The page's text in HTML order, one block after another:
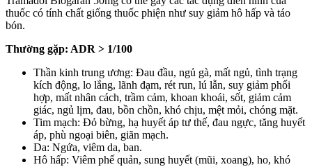
thuốc có tính chất giống thuốc phiện như suy giảm hô hấp và táo
bón.
Thường gặp: ADR > 1/100
Thần kinh trung ương: Đau đầu, ngủ gà, mất ngủ, tình trạng
kích động, lo lắng, lãnh đạm, rét run, lú lẫn, suy giảm phối
hợp, mất nhân cách, trầm cảm, khoan khoái, sốt, giảm cảm
giác, ngủ lịm, đau, bồn chồn, khó chịu, mệt mỏi, chóng mặt.
Tim mạch: Đỏ bừng, hạ huyết áp tư thế, đau ngực, tăng huyết
áp, phù ngoại biên, giãn mạch.
Da: Ngứa, viêm da, ban.
Hô hấp: Viêm phế quản, sung huyết (mũi, xoang), ho, khó